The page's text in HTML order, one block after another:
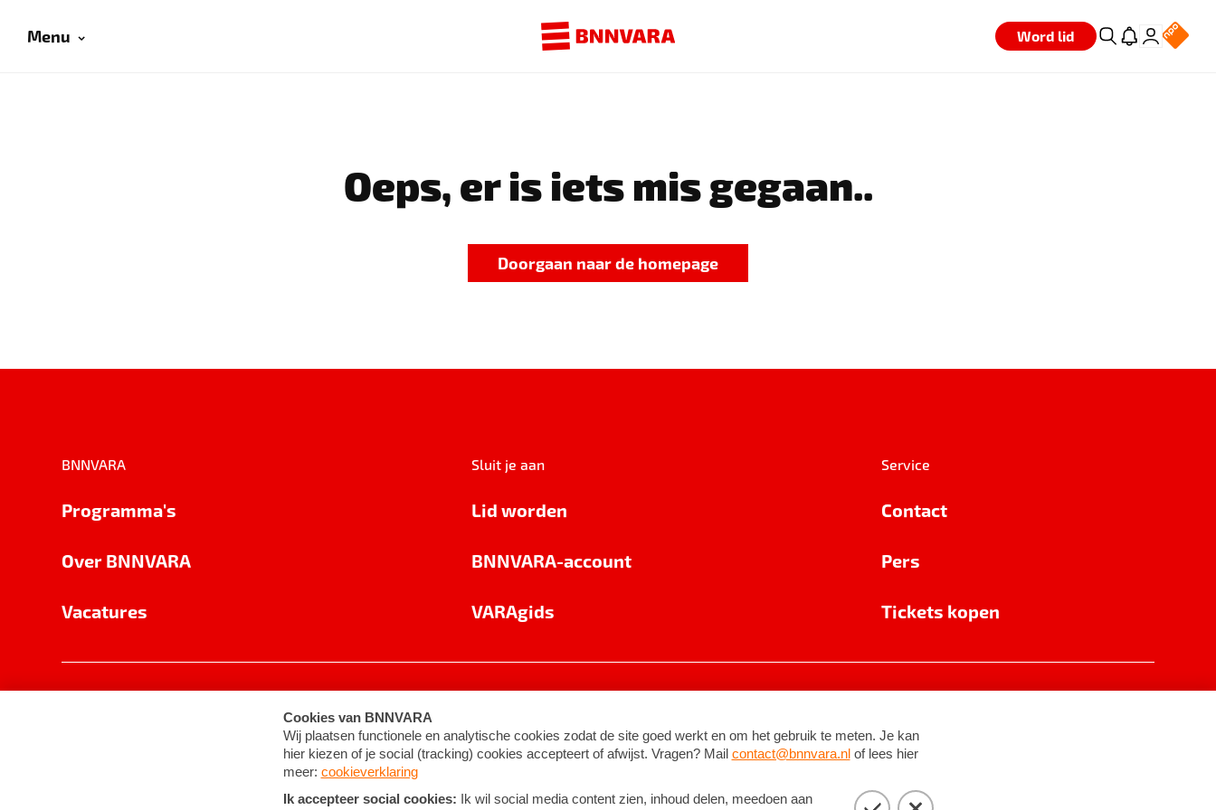
Menu Word lid
Oeps, er is iets mis gegaan..
Doorgaan naar de homepage
BNNVARA
Programma's
Over BNNVARA
Vacatures
Sluit je aan
Lid worden
BNNVARA-account
VARAgids
Service
Contact
Pers
Tickets kopen
Cookie-instellingen Algemene voorwaarden ©2026BNNVARA